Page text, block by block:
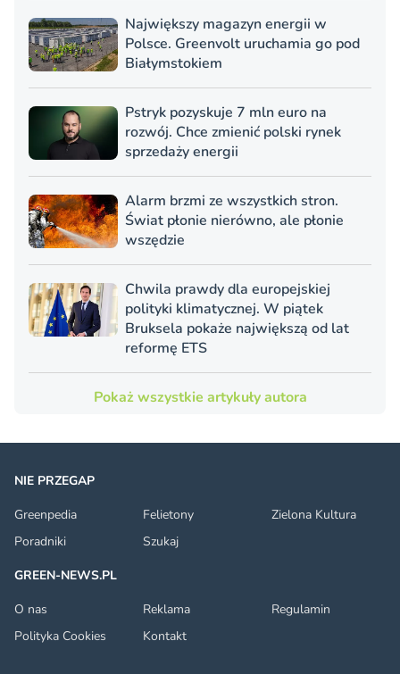
Największy magazyn energii w
Polsce. Greenvolt uruchamia go pod
Białymstokiem
Pstryk pozyskuje 7 mln euro na
rozwój. Chce zmienić polski rynek
sprzedaży energii
Alarm brzmi ze wszystkich stron.
Świat płonie nierówno, ale płonie
wszędzie
Chwila prawdy dla europejskiej
polityki klimatycznej. W piątek
Bruksela pokaże największą od lat
reformę ETS
Pokaż wszystkie artykuły autora
NIE PRZEGAP
Greenpedia
Felietony
Zielona Kultura
Poradniki
Szukaj
GREEN-NEWS.PL
O nas
Reklama
Regulamin
Polityka Cookies
Kontakt